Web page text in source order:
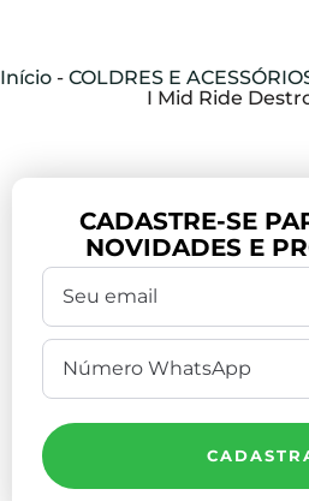
Início - COLDRES E
I Mid Ride
CADASTRE-SE
NOVIDADES E